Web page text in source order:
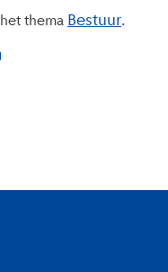
thema Bestuur